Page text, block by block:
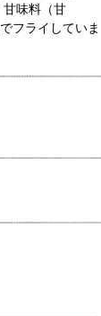
甘味料（甘
フライしていま